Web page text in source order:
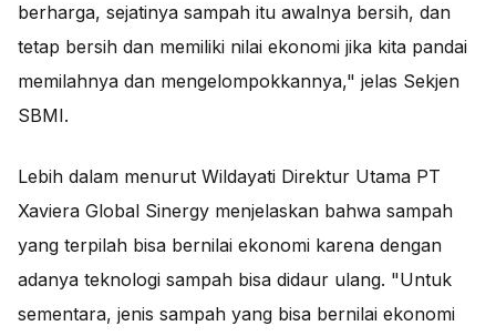
berharga, sejatinya sampah itu awalnya bersih, dan
tetap bersih dan memiliki nilai ekonomi jika kita pandai
memilahnya dan mengelompokkannya," jelas Sekjen
SBMI.
Lebih dalam menurut Wildayati Direktur Utama PT
Xaviera Global Sinergy menjelaskan bahwa sampah
yang terpilah bisa bernilai ekonomi karena dengan
adanya teknologi sampah bisa didaur ulang. "Untuk
sementara, jenis sampah yang bisa bernilai ekonomi